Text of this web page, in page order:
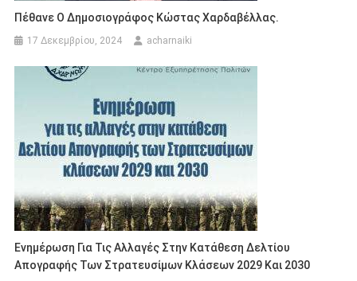
Πέθανε Ο Δημοσιογράφος Κώστας Χαρδαβέλλας.
17 Δεκεμβρίου, 2024 acharnaiki
Ενημέρωση Για Τις Αλλαγές Στην Κατάθεση Δελτίου
Απογραφής Των Στρατευσίμων Κλάσεων 2029 Και 2030